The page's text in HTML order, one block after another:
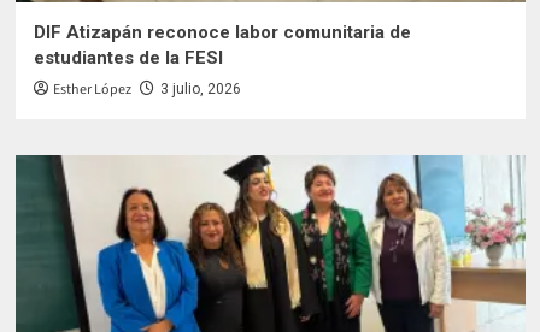
DIF Atizapán reconoce labor comunitaria de
estudiantes de la FESI
Esther López 3 julio, 2026